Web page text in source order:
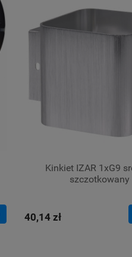
Kinkiet IZAR 1xG9
szczotkowany
40,14 zł